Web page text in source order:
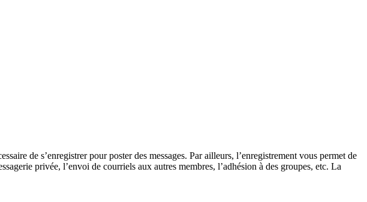
de s’enregistrer pour poster des messages. Par ailleurs, l’enregistrement vous permet de
privée, l’envoi de courriels aux autres membres, l’adhésion à des groupes, etc. La